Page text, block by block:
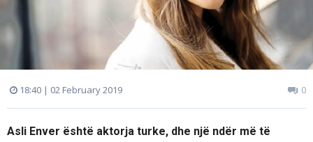
18:40 | 02 February 2019 0
Asli Enver është aktorja turke, dhe një ndër më të